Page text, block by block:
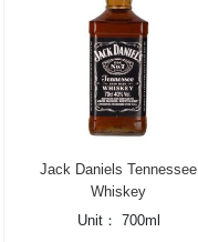
Jack Daniels Tennessee
Whiskey
Unit： 700ml